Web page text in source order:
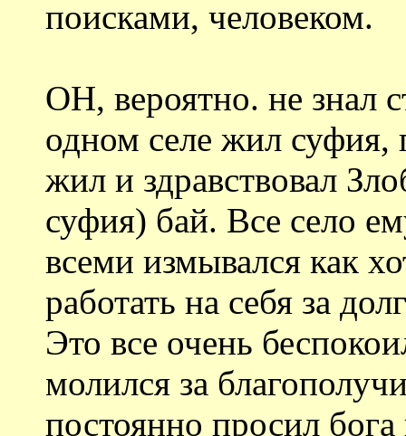
поисками, человеком.
ОН, вероятно. не знал
одном селе жил суфия,
жил и здравствовал
суфия) бай. Все село
всеми измывался как
работать на себя за
Это все очень
молился за
постоянно просил